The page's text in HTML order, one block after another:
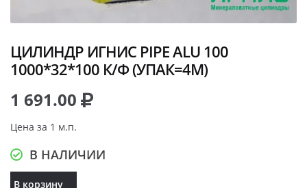
ЦИЛИНДР ИГНИС PIPE ALU 100
1000*32*100 К/Ф (УПАК=4М)
1 691.00
Цена за 1 м.п.
В НАЛИЧИИ
В корзину